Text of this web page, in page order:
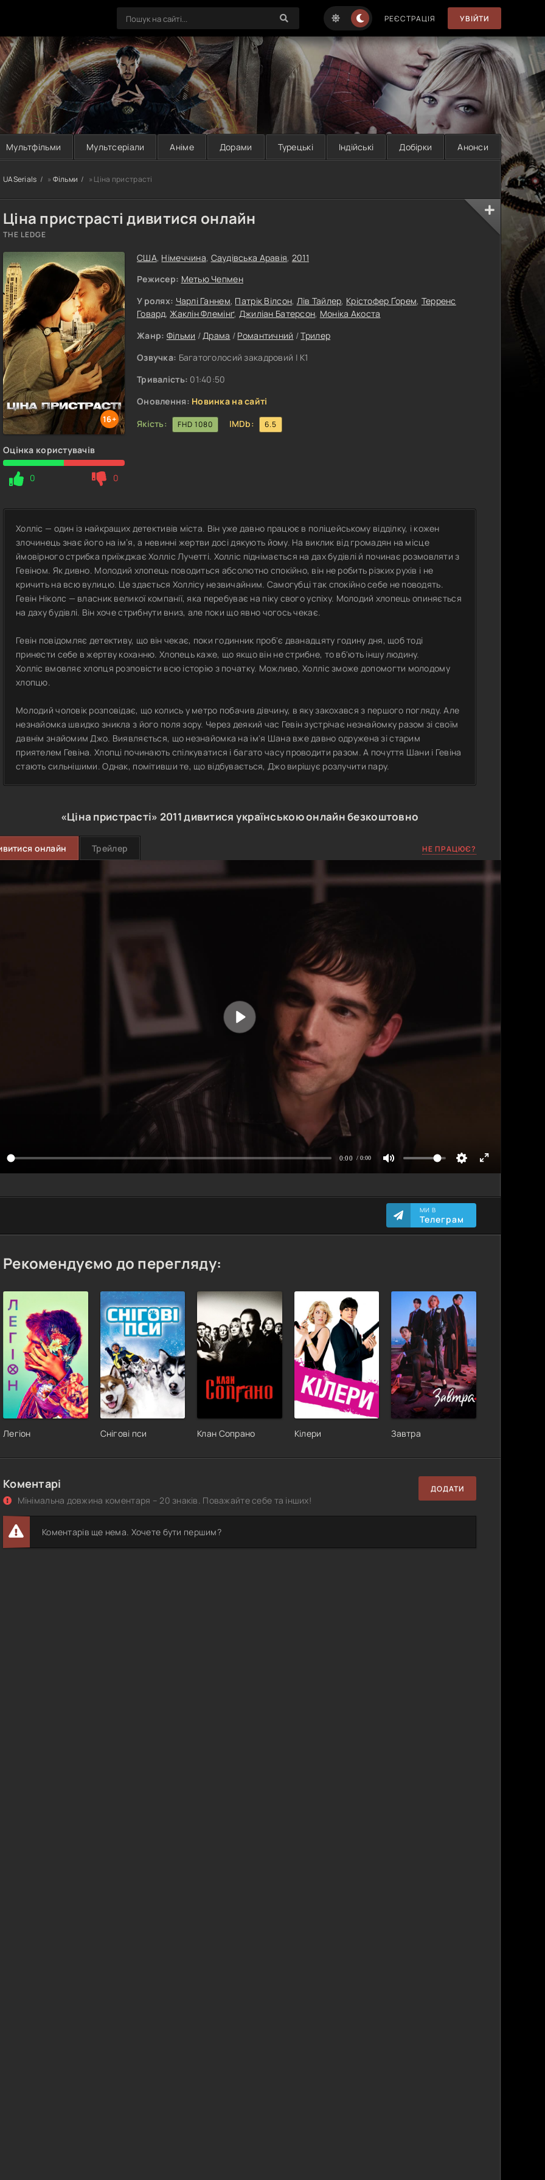
РЕЄСТРАЦІЯ УВІЙТИ
Мультфільми Мультсеріали Аніме Дорами Турецькі Індійські Добірки Анонси
UASerials » Фільми » Ціна пристрасті
Ціна пристрасті дивитися онлайн
THE LEDGE
16+
Оцінка користувачів
0 0
США, Німеччина, Саудівська Аравія, 2011
Режисер: Метью Чепмен
У ролях: Чарлі Ганнем, Патрік Вілсон, Лів Тайлер, Крістофер Ґорем, Терренс
Говард,Жаклін Флемінґ, Джиліан Батерсон, Моніка Акоста
Жанр: Фільми /Драма / Романтичний /Трилер
Озвучка: Багатоголосий закадровий | К1
Тривалість: 01:40:50
Оновлення: Новинка на сайті
Якість:
FHD 1080 IMDb: 6.5
Холліс — один із найкращих детективів міста. Він уже давно працює в поліцейському відділку, і кожен
злочинець знає його на ім’я, а невинні жертви досі дякують йому. На виклик від громадян на місце
ймовірного стрибка приїжджає Холліс Лучетті. Холліс піднімається на дах будівлі й починає розмовляти з
Гевіном. Як дивно. Молодий хлопець поводиться абсолютно спокійно, він не робить різких рухів і не
кричить на всю вулицю. Це здається Холлісу незвичайним. Самогубці так спокійно себе не поводять.
Гевін Ніколс — власник великої компанії, яка перебуває на піку свого успіху. Молодий хлопець опиняється
на даху будівлі. Він хоче стрибнути вниз, але поки що явно чогось чекає.
Гевін повідомляє детективу, що він чекає, поки годинник проб'є дванадцяту годину дня, щоб тоді
принести себе в жертву коханню. Хлопець каже, що якщо він не стрибне, то вб'ють іншу людину.
Холліс вмовляє хлопця розповісти всю історію з початку. Можливо, Холліс зможе допомогти молодому
хлопцю.
Молодий чоловік розповідає, що колись у метро побачив дівчину, в яку закохався з першого погляду. Але
незнайомка швидко зникла з його поля зору. Через деякий час Гевін зустрічає незнайомку разом зі своїм
давнім знайомим Джо. Виявляється, що незнайомка на ім'я Шана вже давно одружена зі старим
приятелем Гевіна. Хлопці починають спілкуватися і багато часу проводити разом. А почуття Шани і Гевіна
стають сильнішими. Однак, помітивши те, що відбувається, Джо вирішує розлучити пару.
«Ціна пристрасті» 2011дивитися українською онлайн безкоштовно
онлайн Трейлер НЕ ПРАЦЮЄ?
МИ В
Телеграм
Рекомендуємо до перегляду:
Легіон Снігові пси Клан Сопрано Кілери Завтра
Коментарі
Мінімальна довжина коментаря – 20 знаків. Поважайте себе та інших!
ДОДАТИ
Коментарів ще нема. Хочете бути першим?